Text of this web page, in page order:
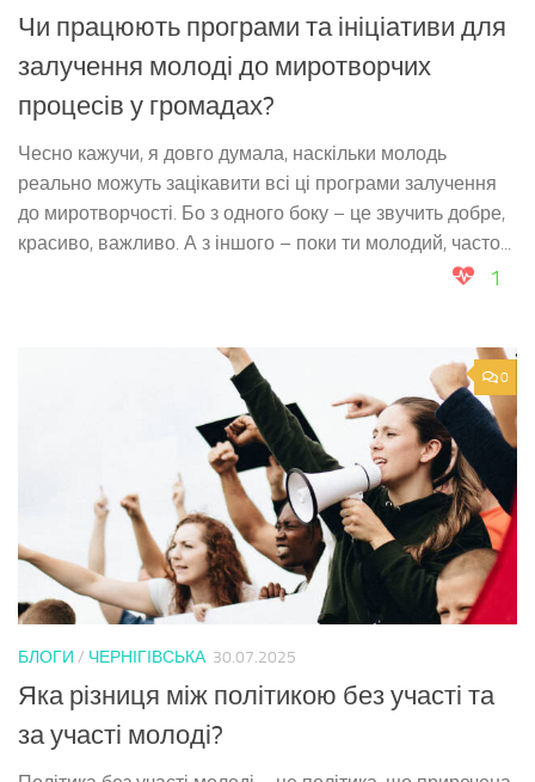
Чи працюють програми та ініціативи для
залучення молоді до миротворчих
процесів у громадах?
Чесно кажучи, я довго думала, наскільки молодь
реально можуть зацікавити всі ці програми залучення
до миротворчості. Бо з одного боку – це звучить добре,
красиво, важливо. А з іншого – поки ти молодий, часто...
1
0
БЛОГИ / ЧЕРНІГІВСЬКА 30.07.2025
Яка різниця між політикою без участі та
за участі молоді?